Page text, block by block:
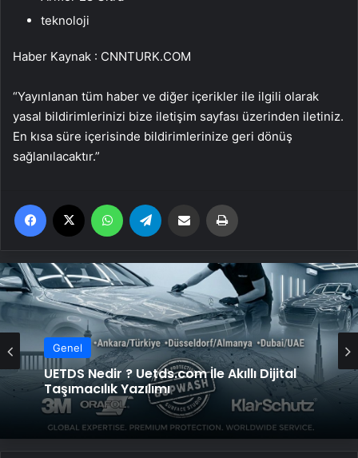
teknoloji
Haber Kaynak : CNNTURK.COM
“Yayınlanan tüm haber ve diğer içerikler ile ilgili olarak
yasal bildirimlerinizi bize iletişim sayfası üzerinden iletiniz.
En kısa süre içerisinde bildirimlerinize geri dönüş
sağlanılacaktır.”
Facebook WhatsApp Email'den paylaş
Genel
UETDS Nedir ? Uetds.com İle Akıllı Dijital
Genel
Datahost İle Güvenilir Sunucu Hizmetleri